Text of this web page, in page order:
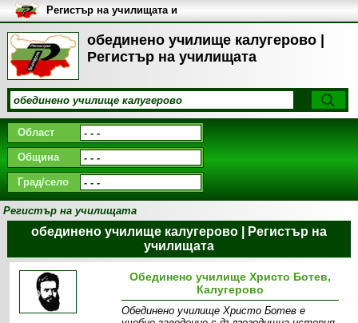
обединено училище калугерово |
Регистър на училищата
Регистър на училищата и
университетите в България
Област
Община
Град/село
Регистър на училищата
обединено училище калугерово | Регистър на
училищата
Обединено училище Христо Ботев,
Калугерово
Обединено училище Христо Ботев е